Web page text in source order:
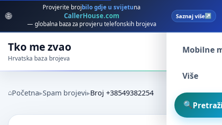
🌐
Provjerite broj bilo gdje u svijetuna
CallerHouse.com
— globalna baza za provjeru telefonskih brojeva
Saznaj više
Tko me zvao
Hrvatska baza brojeva
Spam
Mobilne
Više
Početna Spam brojevi Broj +38549382254